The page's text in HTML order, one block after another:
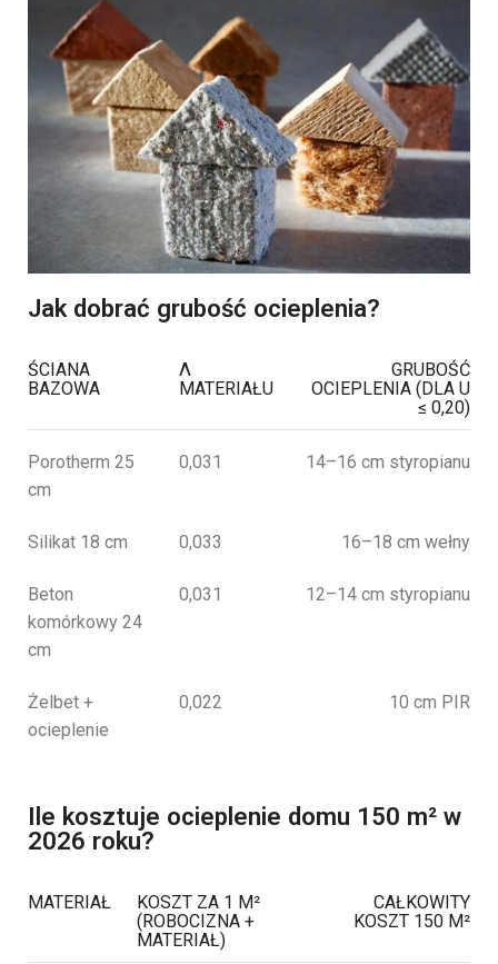
Jak dobrać grubość ocieplenia?
ŚCIANA
BAZOWA
Λ
MATERIAŁU
GRUBOŚĆ
OCIEPLENIA (DLA U
≤ 0,20)
Porotherm 25
cm
0,031 14–16 cm styropianu
Silikat 18 cm 0,033 16–18 cm wełny
Beton
komórkowy 24
cm
0,031 12–14 cm styropianu
Żelbet +
ocieplenie
0,022 10 cm PIR
Ile kosztuje ocieplenie domu 150 m² w
2026 roku?
MATERIAŁ
KOSZT ZA 1 M²
(ROBOCIZNA +
MATERIAŁ)
CAŁKOWITY
KOSZT 150 M²